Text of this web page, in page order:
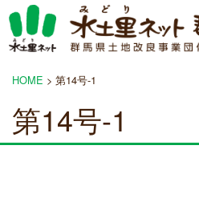
HOME > 第14号-1
第14号-1